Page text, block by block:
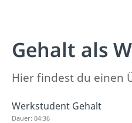
Gehalt als
Hier findest du einen
Werkstudent Gehalt
Dauer: 04:36